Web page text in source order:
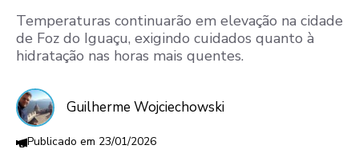
Temperaturas continuarão em elevação na cidade
de Foz do Iguaçu, exigindo cuidados quanto à
hidratação nas horas mais quentes.
Guilherme Wojciechowski
23/01/2026